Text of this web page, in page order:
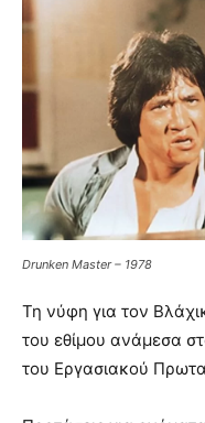
Drunken Master – 1978
Τη νύφη για τον
του εθίμου ανάμεσα
του Εργασιακού